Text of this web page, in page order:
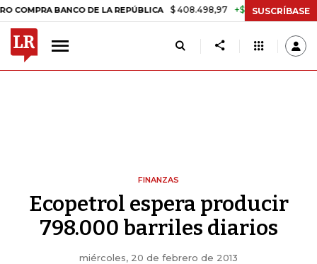
BANCO DE LA REPÚBLICA $ 408.498,97 +$ 8.753,81 +2,19%
SUSCRÍBASE
FINANZAS
Ecopetrol espera producir
798.000 barriles diarios
miércoles, 20 de febrero de 2013